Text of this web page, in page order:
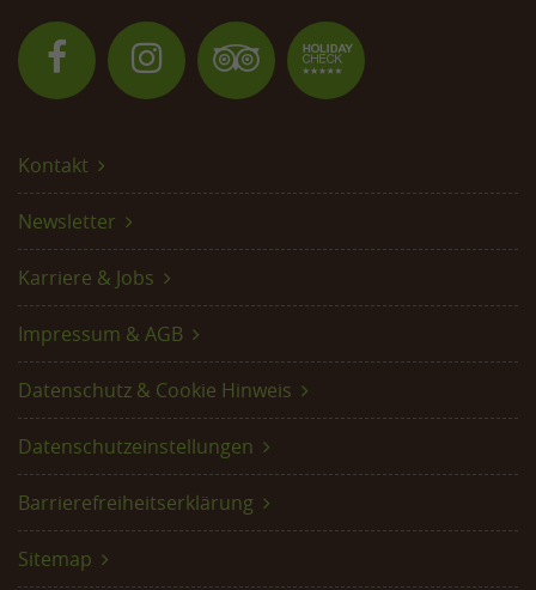
Kontakt
Newsletter
Karriere & Jobs
Impressum & AGB
Datenschutz & Cookie Hinweis
Datenschutzeinstellungen
Barrierefreiheitserklärung
Sitemap